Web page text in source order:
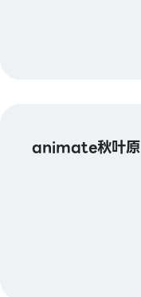
animate秋叶原